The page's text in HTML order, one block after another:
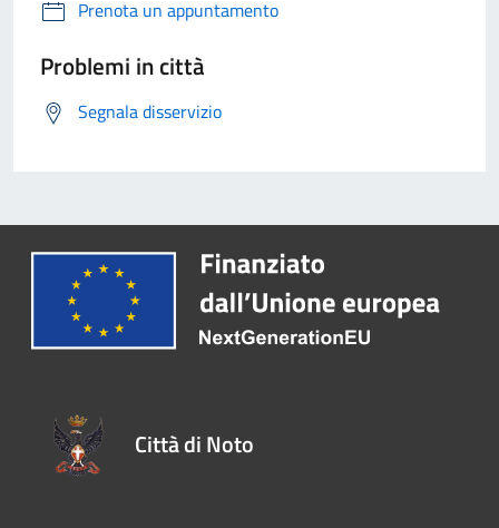
Prenota un appuntamento
Problemi in città
Segnala disservizio
Città di Noto